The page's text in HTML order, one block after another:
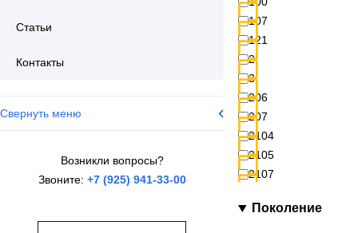
Статьи
Контакты
Свернуть меню
Возникли вопросы?
Звоните: +7 (925) 941-33-00
107
121
2
3
206
207
2104
2105
2107
2109
Поколение